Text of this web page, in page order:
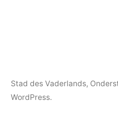
Stad des Vaderlands,
WordPress.